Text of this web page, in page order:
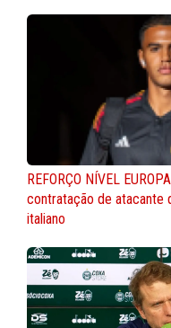
REFORÇO NÍVEL
contratação de atacante
italiano